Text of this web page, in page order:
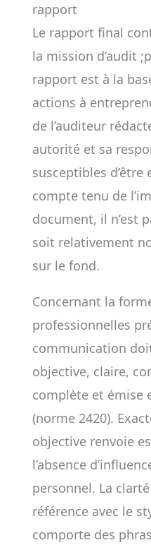
rapport
Le rapport final
la mission d’audit
rapport est à la
actions à
de l’auditeur
autorité et sa
susceptibles d’être
compte tenu de
document, il n’est
soit relativement
sur le fond.
Concernant la
professionnelles
communication
objective, claire,
complète et émise
(norme 2420).
objective renvoie
l’absence
personnel. La
référence avec le
comporte des